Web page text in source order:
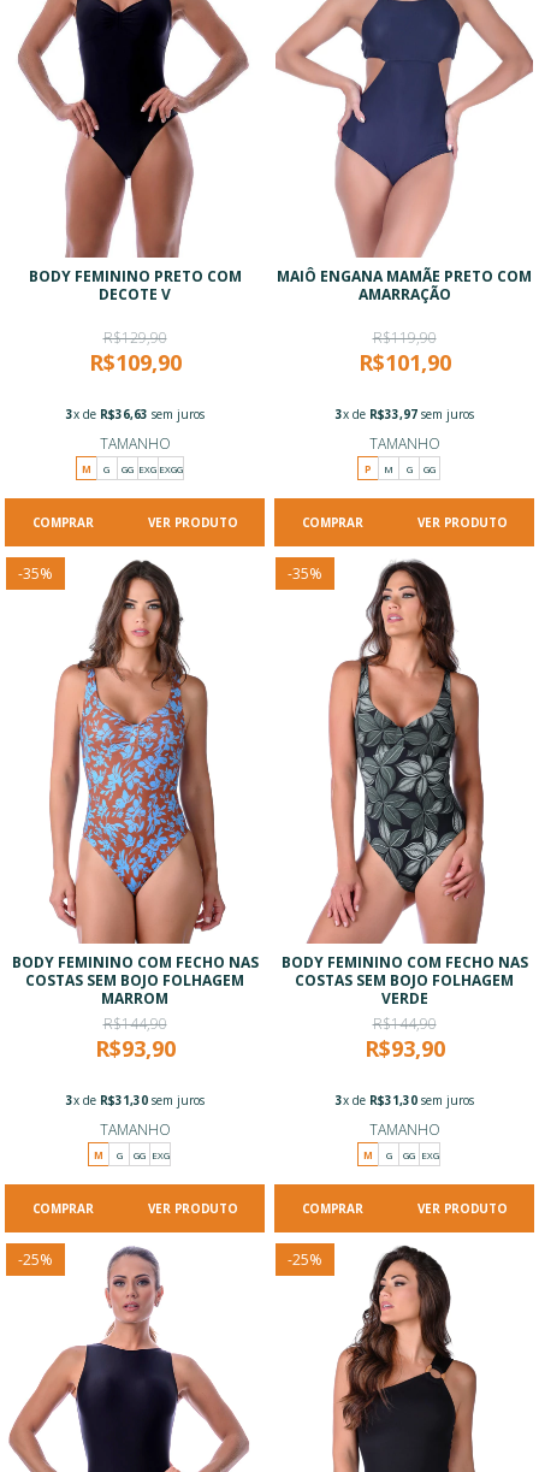
BODY FEMININO PRETO COM
DECOTE V
R$129,90
R$109,90
3x de R$36,63 sem juros
TAMANHO
M G GG EXG EXGG
VER PRODUTO
MAIÔ ENGANA MAMÃE PRETO COM
AMARRAÇÃO
R$119,90
R$101,90
3x de R$33,97sem juros
TAMANHO
P M G GG
VER PRODUTO
-35%
BODY FEMININO COM FECHO NAS
COSTAS SEM BOJO FOLHAGEM
MARROM
R$144,90
R$93,90
3x de R$31,30sem juros
TAMANHO
M G GG EXG
VER PRODUTO
-35%
BODY FEMININO COM FECHO NAS
COSTAS SEM BOJO FOLHAGEM
VERDE
R$144,90
R$93,90
3x de R$31,30sem juros
TAMANHO
M G GG EXG
VER PRODUTO
-25% -25%